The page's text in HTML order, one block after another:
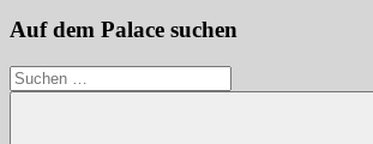
Auf dem Palace suchen
Suchen
nach: